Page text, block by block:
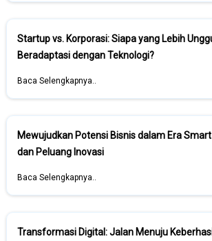
Startup vs. Korporasi: Siapa yang Lebih
Beradaptasi dengan Teknologi?
Baca Selengkapnya..
Mewujudkan Potensi Bisnis dalam Era
dan Peluang Inovasi
Baca Selengkapnya..
Transformasi Digital: Jalan Menuju